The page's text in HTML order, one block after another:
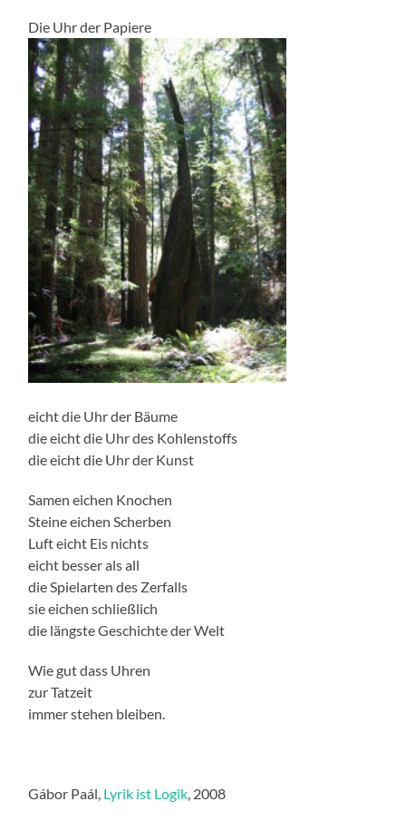
Die Uhr der Papiere
eicht die Uhr der Bäume
die eicht die Uhr des Kohlenstoffs
die eicht die Uhr der Kunst
Samen eichen Knochen
Steine eichen Scherben
Luft eicht Eis nichts
eicht besser als all
die Spielarten des Zerfalls
sie eichen schließlich
die längste Geschichte der Welt
Wie gut dass Uhren
zur Tatzeit
immer stehen bleiben.
Gábor Paál, Lyrik ist Logik, 2008